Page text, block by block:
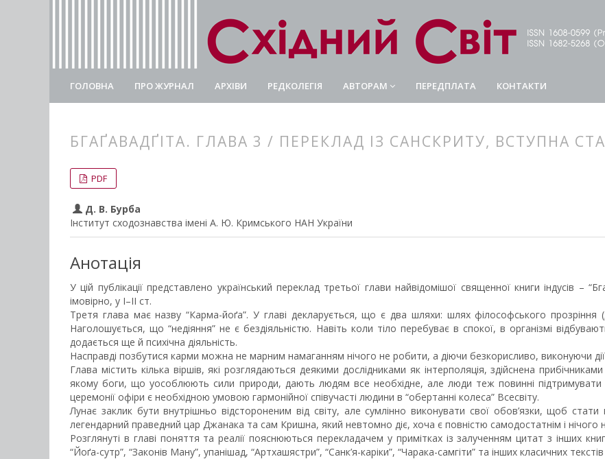
ГОЛОВНА ПРО ЖУРНАЛ АРХІВИ РЕДКОЛЕГІЯ АВТОРАМ ПЕРЕДПЛАТА КОНТАКТИ
БГАҐАВАДҐІТА. ГЛАВА 3 / ПЕРЕКЛАД ІЗ САНСКРИТУ, ВСТУПНА
##plugins.themes.bootstrap3.article.main##
##plugins.themes.bootstrap3.article.sidebar##
PDF
Д. В. Бурба
Інститут сходознавства імені А. Ю. Кримського НАН України
Анотація
У цій публікації представлено український переклад третьої глави найвідомішої священної книги індусів –
імовірно, у I–II ст.
Третя глава має назву “Карма-йоґа”. У главі декларується, що є два шляхи: шлях філософського прозріння
Наголошується, що “недіяння” не є бездіяльністю. Навіть коли тіло перебуває в спокої, в організмі
додається ще й психічна діяльність.
Насправді позбутися карми можна не марним намаганням нічого не робити, а діючи безкорисливо, виконуючи
Глава містить кілька віршів, які розглядаються деякими дослідниками як інтерполяція, здійснена
якому боги, що уособлюють сили природи, дають людям все необхідне, але люди теж повинні підтримувати
церемонії офіри є необхідною умовою гармонійної співучасті людини в “обертанні колеса” Всесвіту.
Лунає заклик бути внутрішньо відстороненим від світу, але сумлінно виконувати свої обов’язки, щоб стати
легендарний праведний цар Джанака та сам Кришна, який невтомно діє, хоча є повністю самодостатнім і нічого
Розглянуті в главі поняття та реалії пояснюються перекладачем у примітках із залученням цитат з інших
“Йоґа-сутр”, “Законів Ману”, упанішад, “Артхашястри”, “Санк’я-каріки”, “Чарака-самгіти” та інших класичних текстів